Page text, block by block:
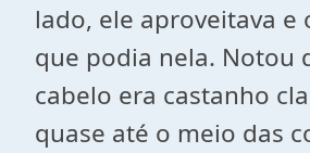
lado, ele aproveitava e
que podia nela. Notou
cabelo era castanho
quase até o meio das